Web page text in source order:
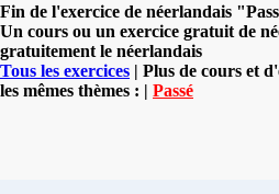
Fin de l'exercice de néerlandais
Un cours ou un exercice gratuit de
gratuitement le néerlandais
Tous les exercices | Plus de cours et
les mêmes thèmes : | Passé